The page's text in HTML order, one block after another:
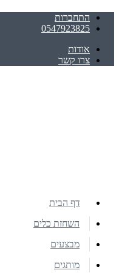
התחברות
0547923825
אודות
צרו קשר
דף הבית
השחזת כלים
מבצעים
מותגים